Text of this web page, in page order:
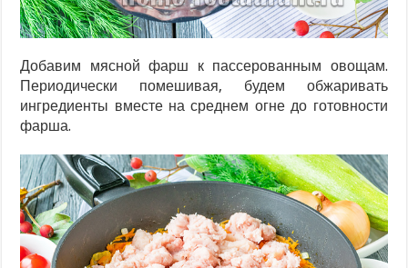
Добавим мясной фарш к пассерованным овощам.
Периодически помешивая, будем обжаривать
ингредиенты вместе на среднем огне до готовности
фарша.